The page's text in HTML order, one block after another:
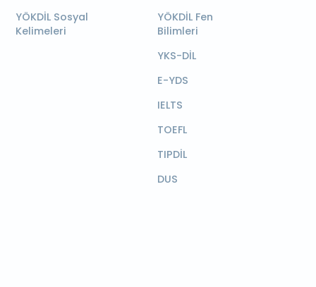
YÖKDİL Sosyal
Kelimeleri
YÖKDİL Fen
Bilimleri
YKS-DİL
E-YDS
IELTS
TOEFL
TIPDİL
DUS